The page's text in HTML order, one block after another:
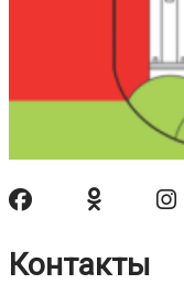
Контакты